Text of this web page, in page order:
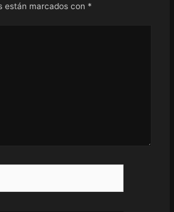
están marcados con *